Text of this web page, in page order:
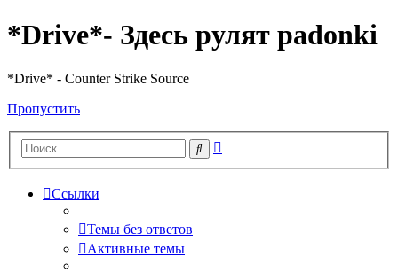
*Drive*- Здесь рулят padonki
*Drive* - Counter Strike Source
Пропустить
Поиск
Ссылки
Темы без ответов
Активные темы